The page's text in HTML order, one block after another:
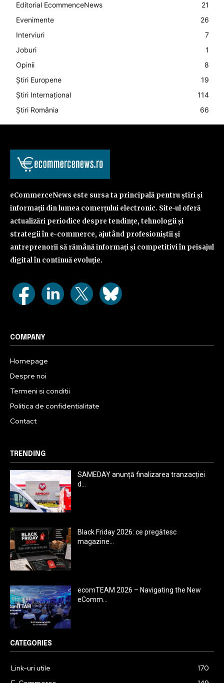
Editorial EcommenceNews
21
Evenimente
26
Interviuri
7
Joburi
1
Opinii
8
Știri Europene
19
Știri Internațional
114
Știri România
66
eCommerceNews este sursa ta principală pentru știri și
informații din lumea comerțului electronic. Site-ul oferă
actualizări periodice despre tendințe, tehnologii și
strategii în e-commerce, ajutând profesioniștii și
antreprenorii să rămână informați și competitivi în peisajul
digital în continuă evoluție.
COMPANY
Homepage
Despre noi
Termeni si conditii
Politica de confidentialitate
Contact
TRENDING
SAMEDAY anunță finalizarea tranzacției
d...
Black Friday 2026: ce pregătesc
magazine...
ecomTEAM 2026 – Navigating the New
eComm...
CATEGORIES
Link-uri utile
170